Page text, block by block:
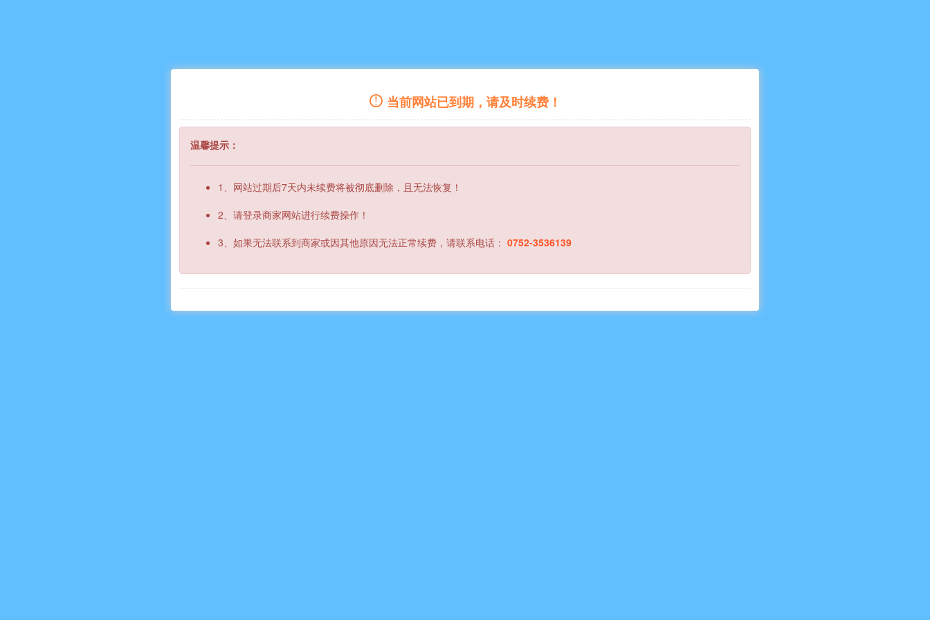
当前网站已到期，请及时续费！
温馨提示：
1、网站过期后7天内未续费将被彻底删除，且无法恢复！
2、请登录商家网站进行续费操作！
3、如果无法联系到商家或因其他原因无法正常续费，请联系电话： 0752-3536139